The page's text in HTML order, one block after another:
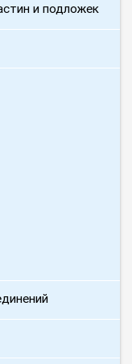
и подложек